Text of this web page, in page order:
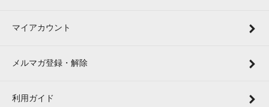
マイアカウント
メルマガ登録・解除
利用ガイド